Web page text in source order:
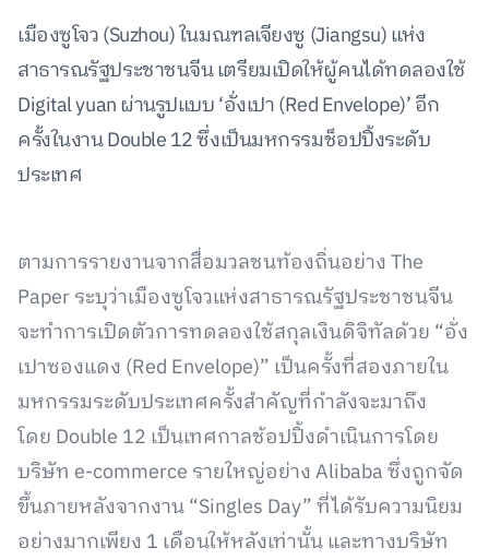
เมืองซูโจว (Suzhou) ในมณฑลเจียงซู (Jiangsu) แห่ง
สาธารณรัฐประชาชนจีน เตรียมเปิดให้ผู้คนได้ทดลองใช้
Digital yuan ผ่านรูปแบบ ‘อั่งเปา (Red Envelope)’ อีก
ครั้งในงาน Double 12 ซึ่งเป็นมหกรรมช็อปปิ้งระดับ
ประเทศ
ตามการรายงานจากสื่อมวลชนท้องถิ่นอย่าง The
Paper ระบุว่าเมืองซูโจวแห่งสาธารณรัฐประชาชนจีน
จะทำการเปิดตัวการทดลองใช้สกุลเงินดิจิทัลด้วย “อั่ง
เปาซองแดง (Red Envelope)” เป็นครั้งที่สองภายใน
มหกรรมระดับประเทศครั้งสำคัญที่กำลังจะมาถึง
โดย Double 12 เป็นเทศกาลช้อปปิ้งดำเนินการโดย
บริษัท e-commerce รายใหญ่อย่าง Alibaba ซึ่งถูกจัด
ขึ้นภายหลังจากงาน “Singles Day” ที่ได้รับความนิยม
อย่างมากเพียง 1 เดือนให้หลังเท่านั้น และทางบริษัท